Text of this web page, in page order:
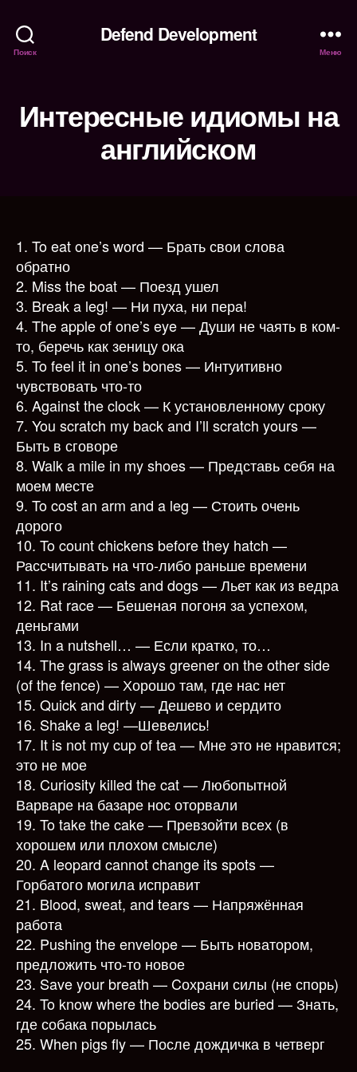
Поиск
Defend Development
Меню
Интересные идиомы на
английском
1. To eat one’s word — Брать свои слова
обратно
2. Miss the boat — Поезд ушел
3. Break a leg! — Ни пуха, ни пера!
4. The apple of one’s eye — Души не чаять в ком-
то, беречь как зеницу ока
5. To feel it in one’s bones — Интуитивно
чувствовать что-то
6. Against the clock — К установленному сроку
7. You scratch my back and I’ll scratch yours —
Быть в сговоре
8. Walk a mile in my shoes — Представь себя на
моем месте
9. To cost an arm and a leg — Стоить очень
дорого
10. To count chickens before they hatch —
Рассчитывать на что-либо раньше времени
11. It’s raining cats and dogs — Льет как из ведра
12. Rat race — Бешеная погоня за успехом,
деньгами
13. In a nutshell… — Если кратко, то…
14. The grass is always greener on the other side
(of the fence) — Хорошо там, где нас нет
15. Quick and dirty — Дешево и сердито
16. Shake a leg! —Шевелись!
17. It is not my cup of tea — Мне это не нравится;
это не мое
18. Curiosity killed the cat — Любопытной
Варваре на базаре нос оторвали
19. To take the cake — Превзойти всех (в
хорошем или плохом смысле)
20. A leopard cannot change its spots —
Горбатого могила исправит
21. Blood, sweat, and tears — Напряжённая
работа
22. Pushing the envelope — Быть новатором,
предложить что-то новое
23. Save your breath — Cохрани силы (не спорь)
24. To know where the bodies are buried — Знать,
где собака порылась
25. When pigs fly — После дождичка в четверг